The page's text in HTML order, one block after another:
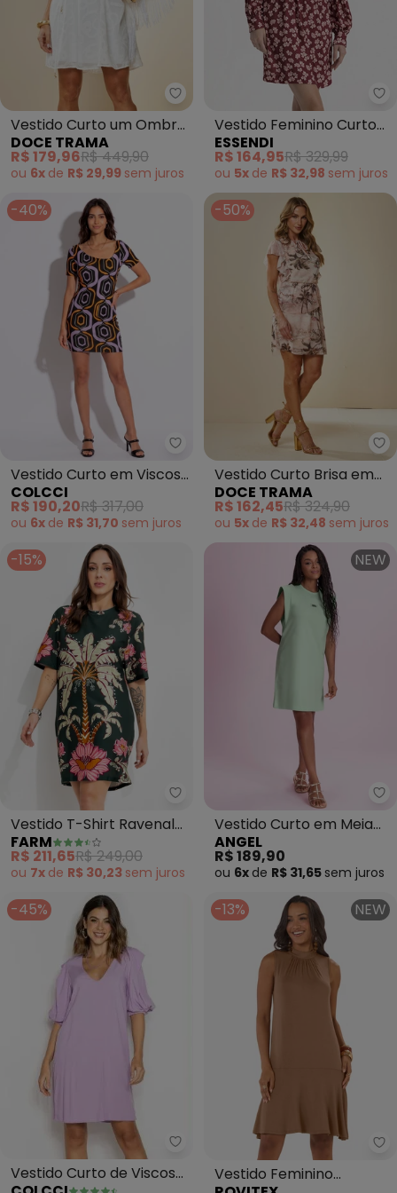
Doce Trama - Vestido Curto
Vestido Curto um Ombro
(Branco)
DOCE TRAMA
R$ 179,96R$ 449,90
ou 6x de R$ 29,99 sem juros
Vestido Feminino Curto
Creponado (Bordô)
ESSENDI
R$ 164,95R$ 329,99
ou 5x de R$ 32,98 sem juros
-40%
Colcci - Vestido Curto em
Vestido Curto em Viscose
(Estampado)
COLCCI
R$ 190,20R$ 317,00
ou 6x de R$ 31,70 sem juros
-50%
Vestido Curto Brisa em
Tule Estampado
(Branco)
DOCE TRAMA
R$ 162,45R$ 324,90
ou 5x de R$ 32,48 sem juros
-15%
Farm - Vestido T-Shirt
Vestido T-Shirt Ravenala
(Verde)
FARM
R$ 211,65R$ 249,00
ou 7x de R$ 30,23 sem juros
NEW
Vestido Curto em Meia
Malha (Verde)
ANGEL
R$ 189,90
ou 6x de R$ 31,65 sem juros
-45%
Colcci - Vestido Curto de
Vestido Curto de Viscose
-13% NEW
Vestido Feminino